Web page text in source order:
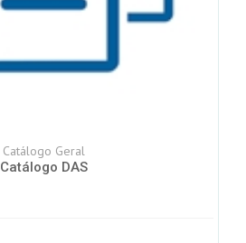
Catálogo Geral
Catálogo DAS